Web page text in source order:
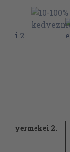
gyermekei 2.